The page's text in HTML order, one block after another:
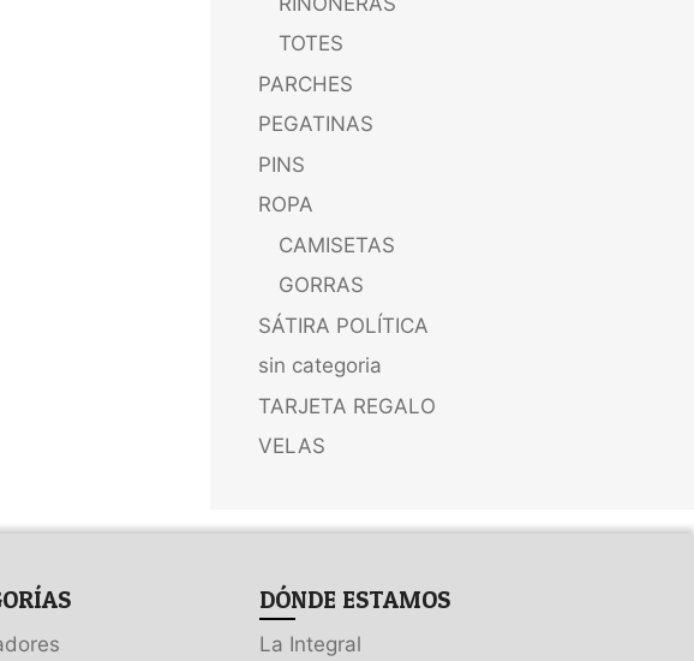
TOTES
PARCHES
PEGATINAS
PINS
ROPA
CAMISETAS
GORRAS
SÁTIRA POLÍTICA
sin categoria
TARJETA REGALO
VELAS
DÓNDE ESTAMOS
La Integral